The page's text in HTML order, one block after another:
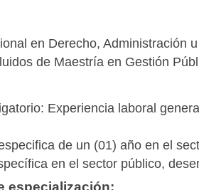
en Derecho, Administración
de Maestría en Gestión
Experiencia laboral
de un (01) año en el
en el sector público,
especialización: